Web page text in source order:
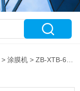
>涂膜机 > ZB-XTB-60B氢燃料电池膜电极自动涂膜机